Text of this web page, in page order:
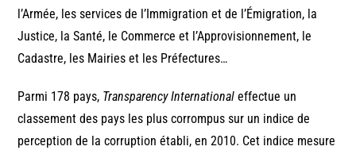
l’Armée, les services de l’Immigration et de l’Émigration, la
Justice, la Santé, le Commerce et l’Approvisionnement, le
Cadastre, les Mairies et les Préfectures…
Parmi 178 pays, Transparency International effectue un
classement des pays les plus corrompus sur un indice de
perception de la corruption établi, en 2010. Cet indice mesure